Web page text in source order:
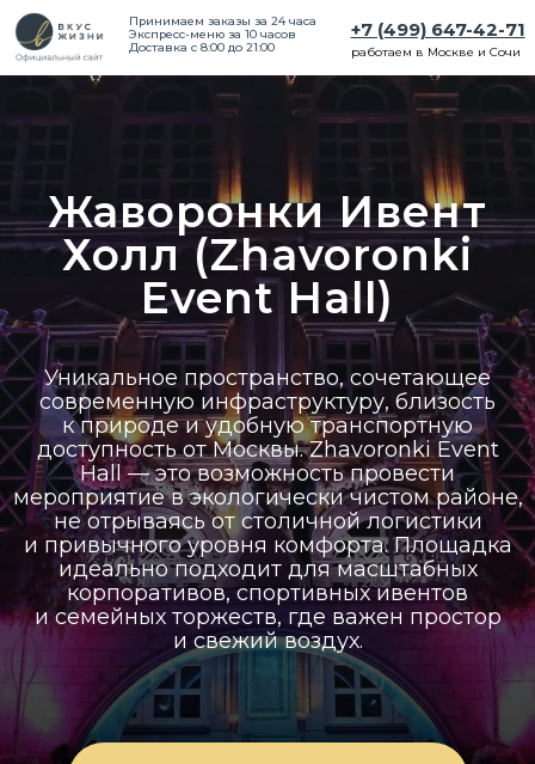
+7 (499) 647-42-71
работаем в Москве и Сочи
Принимаем заказы за 24 часа
Экспресс-меню за 10 часов
Доставка с 8:00 до 21:00
Жаворонки Ивент
Холл (Zhavoronki
Event Hall)
Уникальное пространство, сочетающее
современную инфраструктуру, близость
к природе и удобную транспортную
доступность от Москвы. Zhavoronki Event
Hall — это возможность провести
мероприятие в экологически чистом районе,
не отрываясь от столичной логистики
и привычного уровня комфорта. Площадка
идеально подходит для масштабных
корпоративов, спортивных ивентов
и семейных торжеств, где важен простор
и свежий воздух.